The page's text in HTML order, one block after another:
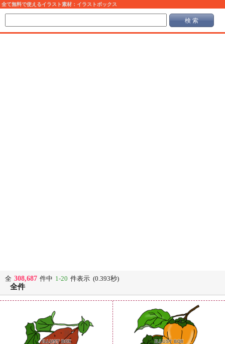
全て無料で使えるイラスト素材：イラストボックス
検 索
全 308,687 件中 1-20 件表示 (0.393秒)
全件